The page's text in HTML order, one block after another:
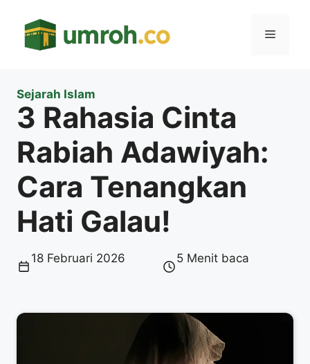
Menu
Sejarah Islam
3 Rahasia Cinta
Rabiah Adawiyah:
Cara Tenangkan
Hati Galau!
18 Februari 2026 5 Menit baca